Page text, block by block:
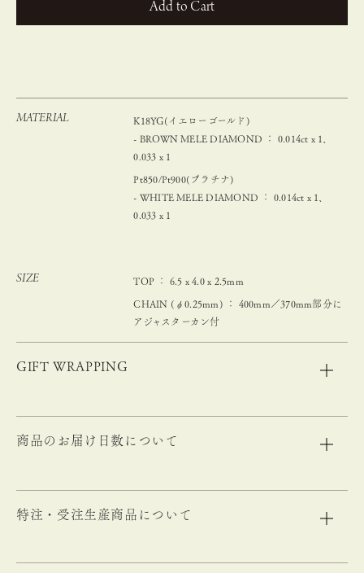
カートに入れる
MATERIAL
K18YG(イエローゴールド)
- BROWN MELE DIAMOND ： 0.014ct x 1、
0.033 x 1
Pt850/Pt900(プラチナ)
- WHITE MELE DIAMOND ： 0.014ct x 1、
0.033 x 1
SIZE TOP ： 6.5 x 4.0 x 2.5mm
CHAIN (φ0.25mm) ： 400mm／370mm部分に
アジャスターカン付
GIFT WRAPPING
商品のお届け日数について
特注・受注生産商品について